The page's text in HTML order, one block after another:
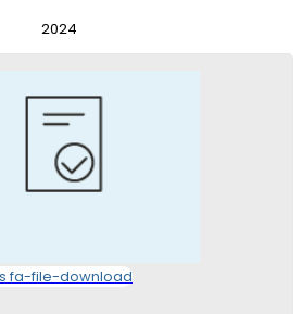
2024
fa-file-download